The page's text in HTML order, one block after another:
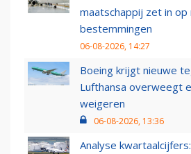
maatschappij zet in op
bestemmingen
06-08-2026, 14:27
Boeing krijgt nieuwe
Lufthansa overweegt
weigeren
06-08-2026, 13:36
Analyse